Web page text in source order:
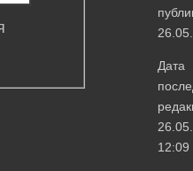
Дата
12:09